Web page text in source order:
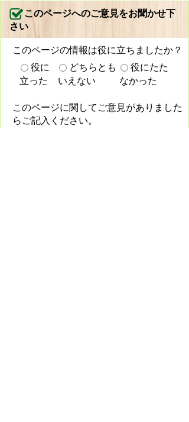
このページへのご意見をお聞かせ下
さい
このページの情報は役に立ちましたか？
役に
立った
どちらとも
いえない
役にたた
なかった
このページに関してご意見がありました
らご記入ください。